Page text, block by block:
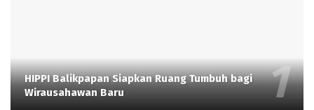
HIPPI Balikpapan Siapkan Ruang Tumbuh bagi
Wirausahawan Baru